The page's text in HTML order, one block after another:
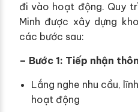
đi vào hoạt động. Quy
Minh được xây dựng
các bước sau:
– Bước 1: Tiếp nhận
Lắng nghe nhu cầu,
hoạt động